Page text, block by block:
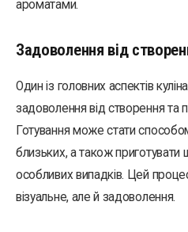
ароматами.
Задоволення від
Один із головних аспектів
задоволення від створення та
Готування може стати
близьких, а також
особливих випадків. Цей
візуальне, але й задоволення.